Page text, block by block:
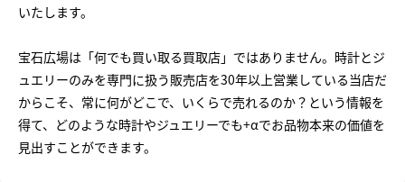
いたします。
宝石広場は「何でも買い取る買取店」ではありません。時計とジ
ュエリーのみを専門に扱う販売店を30年以上営業している当店だ
からこそ、常に何がどこで、いくらで売れるのか？という情報を
得て、どのような時計やジュエリーでも+αでお品物本来の価値を
見出すことができます。